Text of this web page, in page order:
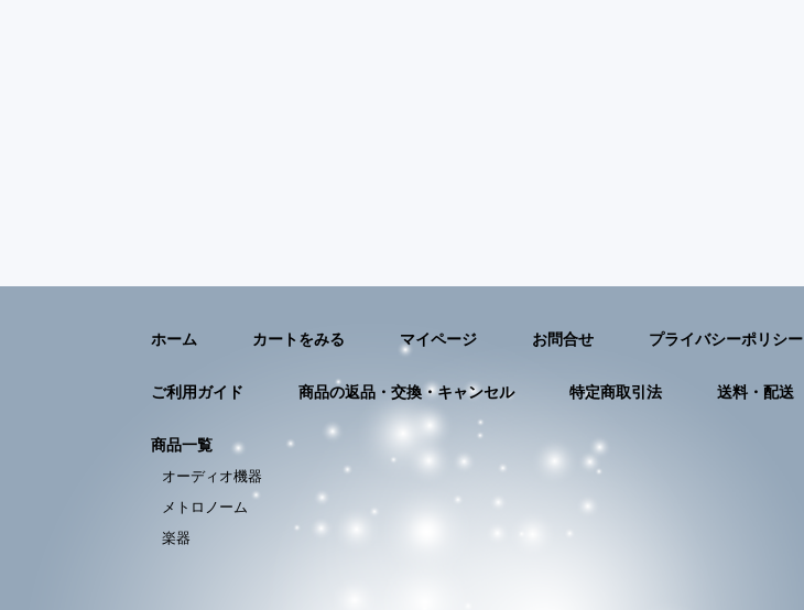
ホーム カートをみる マイページ お問合せ プライバシーポリシー
ご利用ガイド 商品の返品・交換・キャンセル 特定商取引法 送料・配送
商品一覧
オーディオ機器
メトロノーム
楽器